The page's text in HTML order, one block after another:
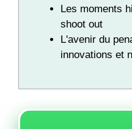
Les moments
shoot out
L'avenir du
innovations et